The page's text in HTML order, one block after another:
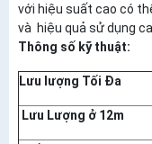
với hiệu suất cao có
và hiệu quả sử dụng
Thông số kỹ thuật:
Lưu lượng Tối Đa
Lưu Lượng ở 12m